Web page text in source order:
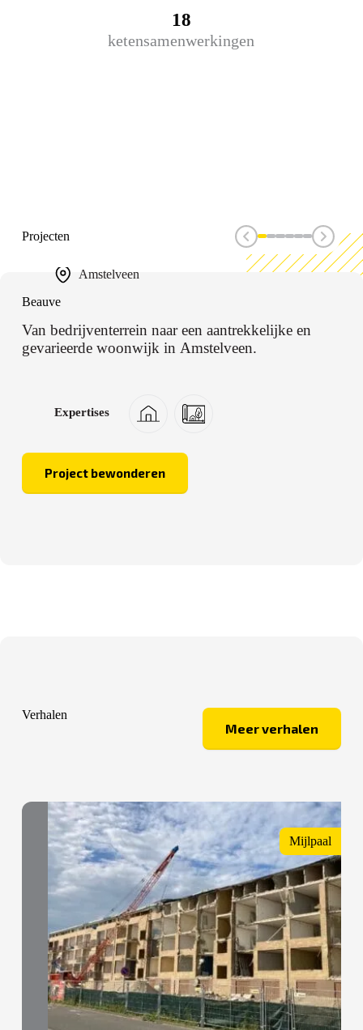
18
ketensamenwerkingen
Projecten
Amstelveen
Beauve
Van bedrijventerrein naar een aantrekkelijke en
gevarieerde woonwijk in Amstelveen.
Expertises
Project bewonderen
Beauve
Verhalen
Meer verhalen
Mijlpaal